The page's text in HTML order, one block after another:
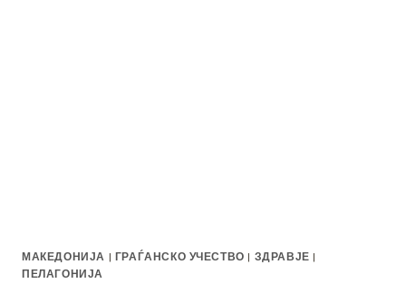
МАКЕДОНИЈА | ГРАЃАНСКО УЧЕСТВО | ЗДРАВЈЕ |
ПЕЛАГОНИЈА